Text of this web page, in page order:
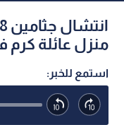
منزل عائلة كرم
استمع للخبر: